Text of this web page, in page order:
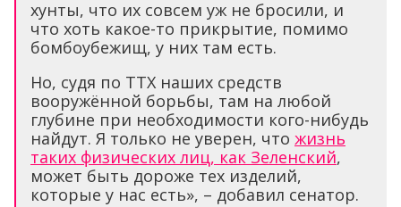
хунты, что их совсем уж не бросили, и
что хоть какое-то прикрытие, помимо
бомбоубежищ, у них там есть.
Но, судя по ТТХ наших средств
вооружённой борьбы, там на любой
глубине при необходимости кого-нибудь
найдут. Я только не уверен, что жизнь
таких физических лиц, как Зеленский,
может быть дороже тех изделий,
которые у нас есть», – добавил сенатор.